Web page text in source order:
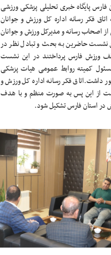
فارس پایگاه خبری تحلیلی پزشکی ورزشی
فکر رسانه اداره کل ورزش و جوانان
اصحاب رسانه و مدیرکل ورزش و جوانان
نشست حاضرین به بحث و تبادل نظر در
ورزش فارس پرداختند در این نشست
کمیته روابط عمومی هیات پزشکی
داشت.اتاق فکر رسانه اداره کل ورزش و
از این پس به صورت منظم و با هدف
در استان فارس تشکیل شود.